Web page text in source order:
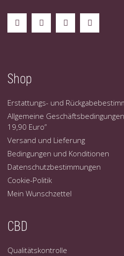
Shop
Erstattungs- und
Allgemeine
19,90 Euro”
Versand und Lieferung
Bedingungen und Konditionen
Datenschutzbestimmungen
Cookie-Politik
Mein Wunschzettel
CBD
Qualitätskontrolle